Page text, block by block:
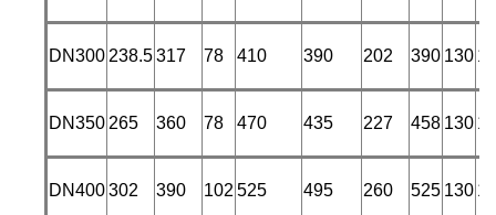
DN300 238.5317 78 410 390 202 390 130
DN350 265 360 78 470 435 227 458 130
DN400302 390 102 525 495 260 525 130